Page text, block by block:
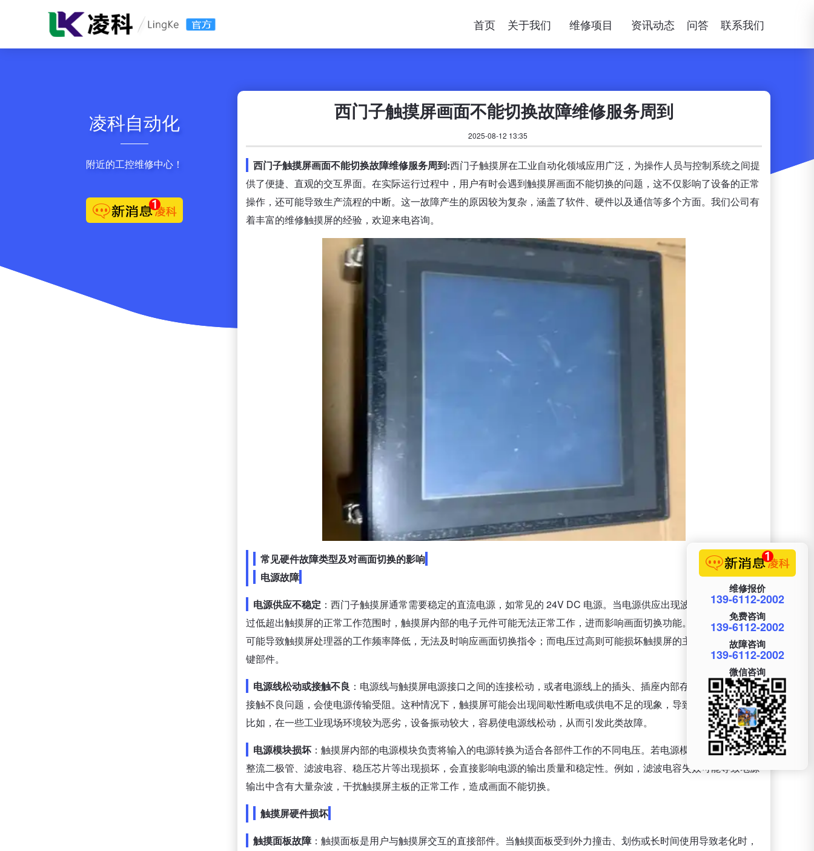
首页 关于我们 维修项目 资讯动态 问答 联系我们
凌科自动化
附近的工控维修中心！
西门子触摸屏画面不能切换故障维修服务周到
2025-08-12 13:35
西门子触摸屏画面不能切换故障维修服务周到:西门子触摸屏在工业自动化领域应用广泛，为操作人员与控制系统之间提
供了便捷、直观的交互界面。在实际运行过程中，用户有时会遇到触摸屏画面不能切换的问题，这不仅影响了设备的正常
操作，还可能导致生产流程的中断。这一故障产生的原因较为复杂，涵盖了软件、硬件以及通信等多个方面。我们公司有
着丰富的维修触摸屏的经验，欢迎来电咨询。
常见硬件故障类型及对画面切换的影响
电源故障
电源供应不稳定 ：西门子触摸屏通常需要稳定的直流电源，如常见的 24V DC 电源。当电源供应出现波动，电压过高或
过低超出触摸屏的正常工作范围时，触摸屏内部的电子元件可能无法正常工作，进而影响画面切换功能。例如，电压过低
可能导致触摸屏处理器的工作频率降低，无法及时响应画面切换指令；而电压过高则可能损坏触摸屏的主板、显示屏等关
键部件。
电源线松动或接触不良 ：电源线与触摸屏电源接口之间的连接松动，或者电源线上的插头、插座内部存在氧化、腐蚀等
接触不良问题，会使电源传输受阻。这种情况下，触摸屏可能会出现间歇性断电或供电不足的现象，导致画面切换异常。
比如，在一些工业现场环境较为恶劣，设备振动较大，容易使电源线松动，从而引发此类故障。
电源模块损坏 ：触摸屏内部的电源模块负责将输入的电源转换为适合各部件工作的不同电压。若电源模块中的元件，如
整流二极管、滤波电容、稳压芯片等出现损坏，会直接影响电源的输出质量和稳定性。例如，滤波电容失效可能导致电源
输出中含有大量杂波，干扰触摸屏主板的正常工作，造成画面不能切换。
触摸屏硬件损坏
触摸面板故障：触摸面板是用户与触摸屏交互的直接部件。当触摸面板受到外力撞击、划伤或长时间使用导致老化时，
维修报价
139-6112-2002
免费咨询
139-6112-2002
故障咨询
139-6112-2002
微信咨询